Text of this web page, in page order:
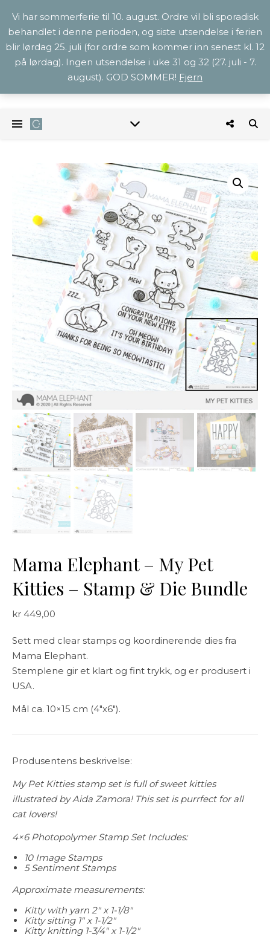
Mama Elephant – My Pet
Kitties – Stamp & Die Bundle
kr 449,00
Sett med clear stamps og koordinerende dies fra
Mama Elephant.
Stemplene gir et klart og fint trykk, og er produsert i
USA.
Mål ca. 10×15 cm (4″x6″).
Produsentens beskrivelse:
My Pet Kitties stamp set is full of sweet kitties
illustrated by Aida Zamora! This set is purrfect for all
cat lovers!
4×6 Photopolymer Stamp Set Includes:
10 Image Stamps
5 Sentiment Stamps
Approximate measurements:
Kitty with yarn 2″ x 1-1/8″
Kitty sitting 1″ x 1-1/2″
Kitty knitting 1-3/4″ x 1-1/2″
Vi har sommerferie til 10. august. Ordre vil bli sporadisk
behandlet i denne perioden, og siste utsendelse i ferien
blir lørdag 25. juli (for ordre som kommer inn senest kl. 12
på lørdag). Ingen utsendelse i uke 31 og 32 (27. juli - 7.
august). GOD SOMMER! Fjern